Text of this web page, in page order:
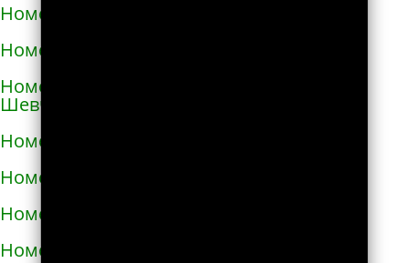
Номера телефонов такси в Коростене
Номера телефонов такси в Коростышеве
Номера телефонов такси в Корсунь-
Шевченковском
Номера телефонов такси в Корюковке
Номера телефонов такси в Костополе
Номера телефонов такси в Котельве
Номера телефонов такси в Коцюбинском